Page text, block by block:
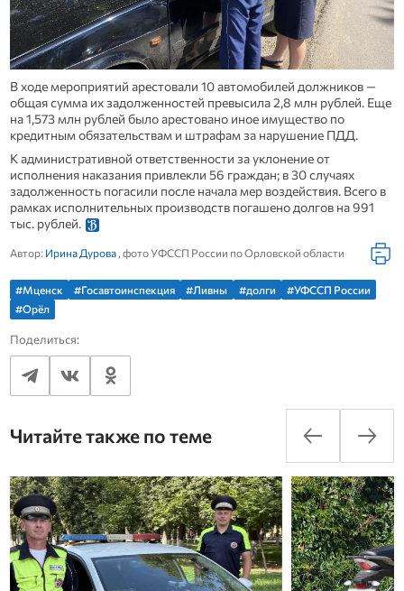
В ходе мероприятий арестовали 10 автомобилей должников —
общая сумма их задолженностей превысила 2,8 млн рублей. Еще
на 1,573 млн рублей было арестовано иное имущество по
кредитным обязательствам и штрафам за нарушение ПДД.
К административной ответственности за уклонение от
исполнения наказания привлекли 56 граждан; в 30 случаях
задолженность погасили после начала мер воздействия. Всего в
рамках исполнительных производств погашено долгов на 991
тыс. рублей.
Автор: Ирина Дурова, фото УФССП России по Орловской области
#Мценск #Госавтоинспекция #Ливны #долги
#УФССП России
#Орёл
Поделиться:
Читайте также по теме